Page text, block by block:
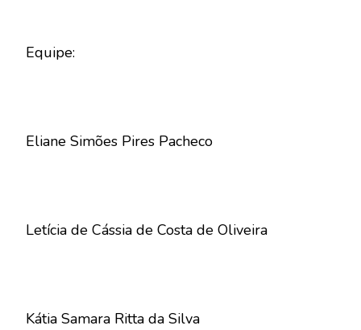
Equipe:
Eliane Simões Pires Pacheco
Letícia de Cássia de Costa de Oliveira
Kátia Samara Ritta da Silva